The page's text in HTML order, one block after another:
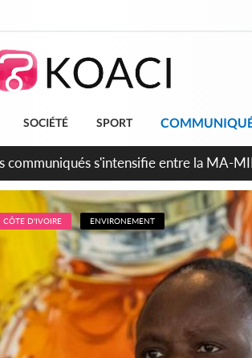
SOCIÉTÉ SPORT
plaide pour un environnement
CÔTE D'IVOIRE ENVIRONEMENT